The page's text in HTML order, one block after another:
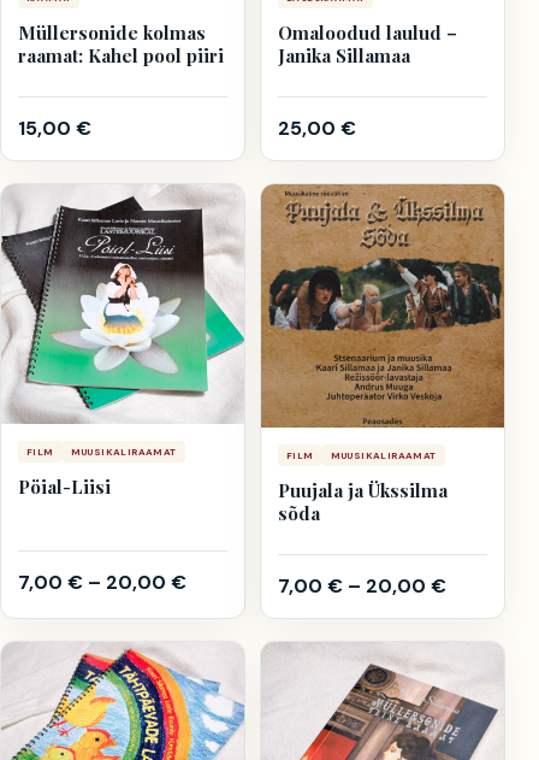
Müllersonide kolmas
raamat: Kahel pool piiri
15,00 €
Omaloodud laulud –
Janika Sillamaa
25,00 €
FILM MUUSIKALIRAAMAT
Pöial-Liisi
7,00 € – 20,00 €
FILM MUUSIKALIRAAMAT
Puujala ja Ükssilma
sõda
7,00 € – 20,00 €